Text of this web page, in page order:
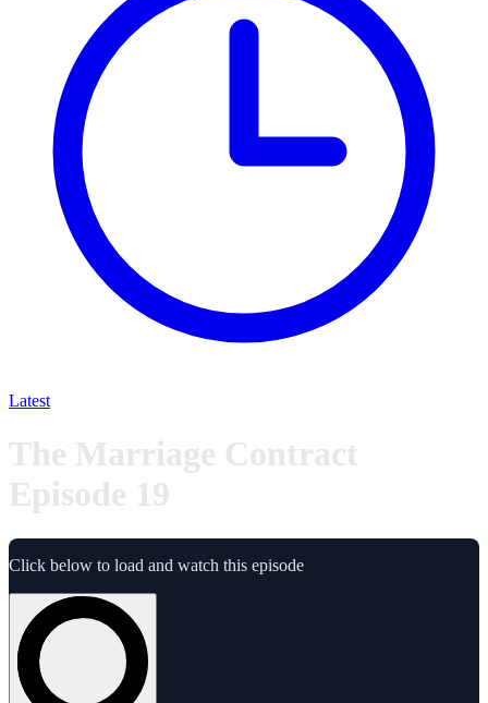
Latest
The Marriage Contract
Episode 19
Click below to load and watch this episode